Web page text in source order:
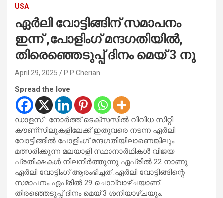
USA
ഏർലി വോട്ടിങ്ങിന് സമാപനം
ഇന്ന് ,പോളിംഗ് മന്ദഗതിയിൽ,
തിരെഞ്ഞെടുപ്പ് ദിനം മെയ് 3 നു
April 29, 2025 P P Cherian
Spread the love
ഡാളസ് : നോർത്ത് ടെക്സസിൽ വിവിധ സിറ്റി
കൗണ്സിലുകളിലേക്ക് ഇതുവരെ നടന്ന ഏർലി
വോട്ടിങ്ങിൽ പോളിംഗ് മന്ദഗതിയിലാണെങ്കിലും
മത്സരിക്കുന്ന മലയാളി സ്ഥാനാർഥികൾ വിജയ
പ്രതീക്ഷകൾ നിലനിർത്തുന്നു ഏപ്രിൽ 22 നാണു
ഏർലി വോട്ടിംഗ് ആരംഭിച്ചത് .ഏർലി വോട്ടിങ്ങിന്റെ
സമാപനം ഏപ്രിൽ 29 ചൊവ്വാഴ്ചയാണ്.
തിരഞ്ഞെടുപ്പ് ദിനം മെയ് 3 ശനിയാഴ്ചയും.